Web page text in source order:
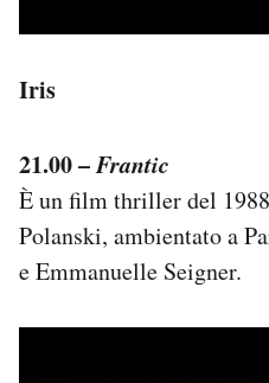
Iris
21.00 –Frantic
È un film thriller del
Polanski, ambientato a
e Emmanuelle Seigner.